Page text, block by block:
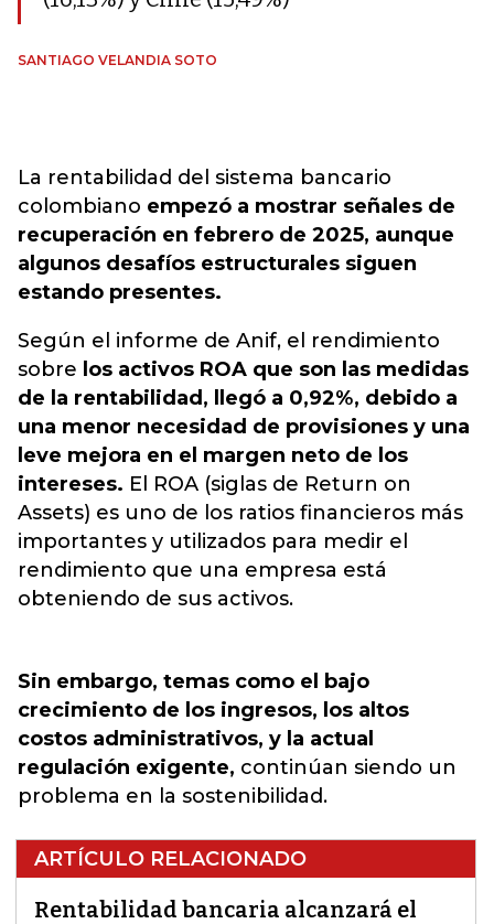
SANTIAGO VELANDIA SOTO
La rentabilidad del sistema bancario
colombiano empezó a mostrar señales de
recuperación en febrero de 2025, aunque
algunos desafíos estructurales siguen
estando presentes.
Según el informe de Anif, el rendimiento
sobre los activos ROA que son las medidas
de la rentabilidad, llegó a 0,92%, debido a
una menor necesidad de provisiones y una
leve mejora en el margen neto de los
intereses. El ROA (siglas de Return on
Assets) es uno de los ratios financieros más
importantes y utilizados para medir el
rendimiento que una empresa está
obteniendo de sus activos.
Sin embargo, temas como el bajo
crecimiento de los ingresos, los altos
costos administrativos, y la actual
regulación exigente, continúan siendo un
problema en la sostenibilidad.
ARTÍCULO RELACIONADO
Rentabilidad bancaria alcanzará el